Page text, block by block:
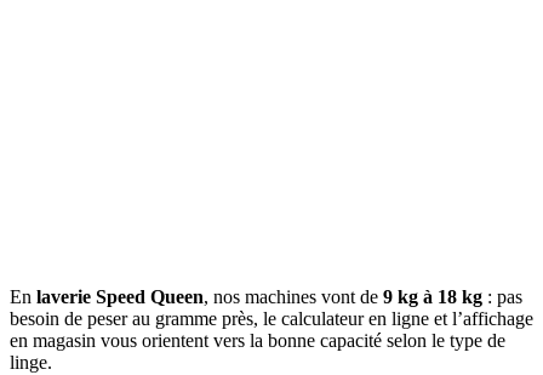
En laverie Speed Queen, nos machines vont de 9 kg à 18 kg : pas
besoin de peser au gramme près, le calculateur en ligne et l’affichage
en magasin vous orientent vers la bonne capacité selon le type de
linge.